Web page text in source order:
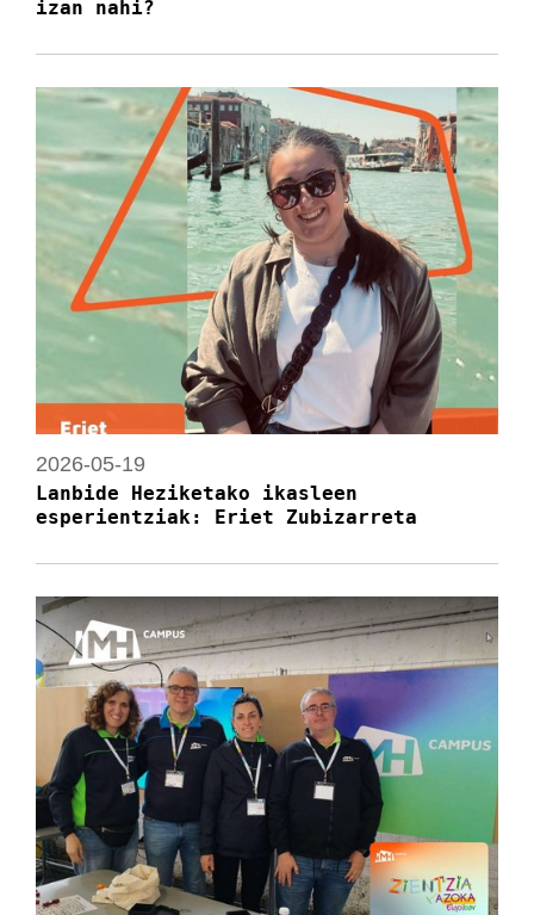
izan nahi?
2026-05-19
Lanbide Heziketako ikasleen
esperientziak: Eriet Zubizarreta